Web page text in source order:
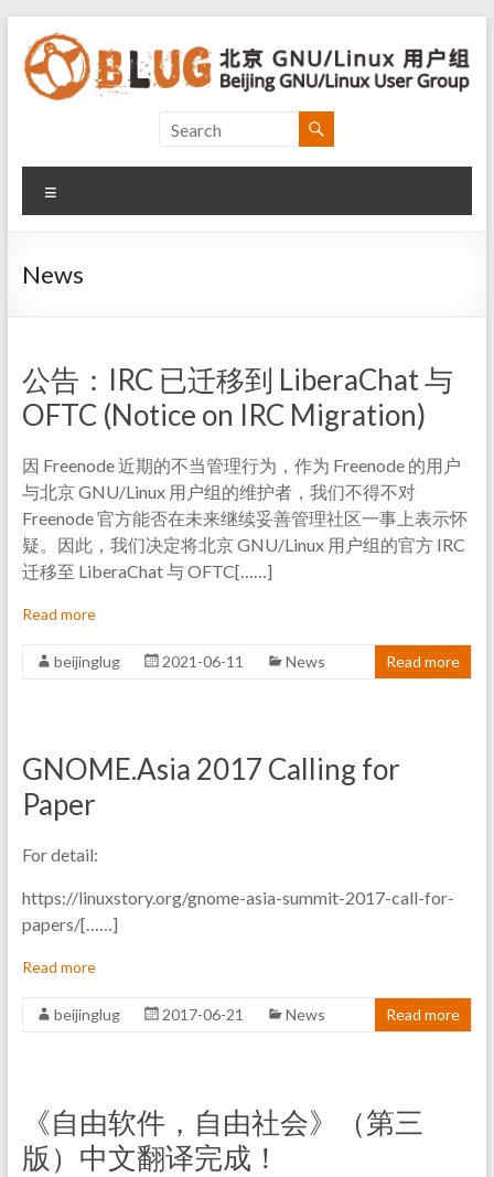
content
GNU/Linux
User
Group
用
户
组
News
公告：IRC 已迁移到 LiberaChat 与
OFTC (Notice on IRC Migration)
因 Freenode 近期的不当管理行为，作为 Freenode 的用户
与北京 GNU/Linux 用户组的维护者，我们不得不对
Freenode 官方能否在未来继续妥善管理社区一事上表示怀
疑。因此，我们决定将北京 GNU/Linux 用户组的官方 IRC
迁移至 LiberaChat 与 OFTC[……]
Read more
beijinglug 2021-06-11 News Read more
GNOME.Asia 2017 Calling for
Paper
For detail:
https://linuxstory.org/gnome-asia-summit-2017-call-for-
papers/[……]
Read more
beijinglug 2017-06-21 News Read more
《自由软件，自由社会》（第三
版）中文翻译完成！